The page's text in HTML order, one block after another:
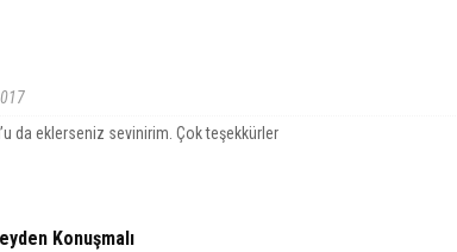
da eklerseniz sevinirim. Çok teşekkürler
Konuşmalı